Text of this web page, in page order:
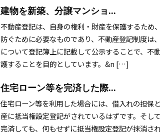
建物を新築、分譲マンショ...
不動産登記は、自身の権利・財産を保護するため
防ぐために必要なものであり、不動産登記制度は
について登記簿上に記載して公示することで、不
護することを目的としています。&n […]
住宅ローン等を完済した際...
住宅ローン等を利用した場合には、借入れの担保
産に抵当権設定登記がされているはずです。そし
完済しても、何もせずに抵当権設定登記が抹消さ